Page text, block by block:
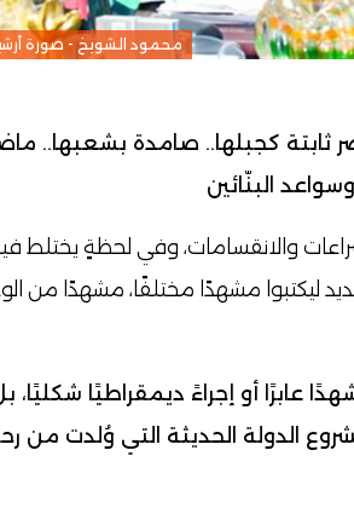
محمود الشويخ - صورة
ثابتة كجبلها.. صامدة بشعبها..
البنّائين
والانقسامات، وفي لحظةٍ يختلط
ليكتبوا مشهدًا مختلفًا، مشهدًا من
عابرًا أو إجراءً ديمقراطيًا شكليًا،
الدولة الحديثة التي وُلدت من